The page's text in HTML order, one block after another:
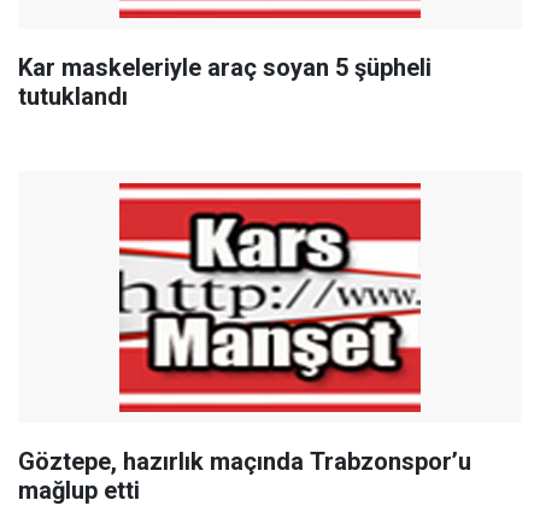
Kar maskeleriyle araç soyan 5 şüpheli
tutuklandı
Göztepe, hazırlık maçında Trabzonspor’u
mağlup etti